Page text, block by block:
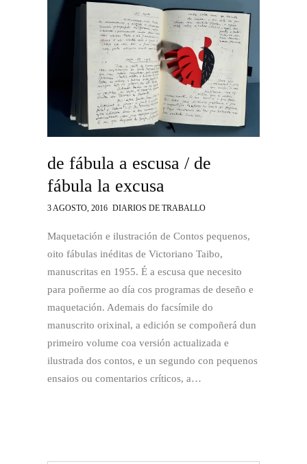
de fábula a escusa / de
fábula la excusa
3 AGOSTO, 2016 DIARIOS DE TRABALLO
Maquetación e ilustración de Contos pequenos,
oito fábulas inéditas de Victoriano Taibo,
manuscritas en 1955. É a escusa que necesito
para poñerme ao día cos programas de deseño e
maquetación. Ademais do facsímile do
manuscrito orixinal, a edición se compoñerá dun
primeiro volume coa versión actualizada e
ilustrada dos contos, e un segundo con pequenos
ensaios ou comentarios críticos, a…